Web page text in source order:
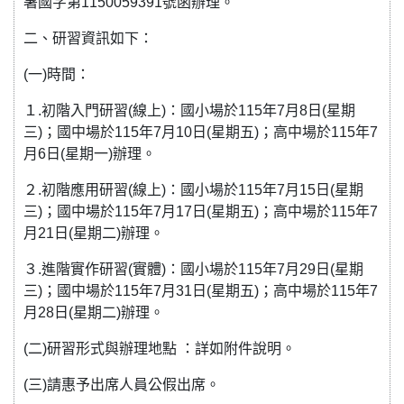
二、研習資訊如下：
(一)時間：
１.初階入門研習(線上)：國小場於115年7月8日(星期
三)；國中場於115年7月10日(星期五)；高中場於115年7
月6日(星期一)辦理。
２.初階應用研習(線上)：國小場於115年7月15日(星期
三)；國中場於115年7月17日(星期五)；高中場於115年7
月21日(星期二)辦理。
３.進階實作研習(實體)：國小場於115年7月29日(星期
三)；國中場於115年7月31日(星期五)；高中場於115年7
月28日(星期二)辦理。
(二)研習形式與辦理地點 ：詳如附件說明。
(三)請惠予出席人員公假出席。